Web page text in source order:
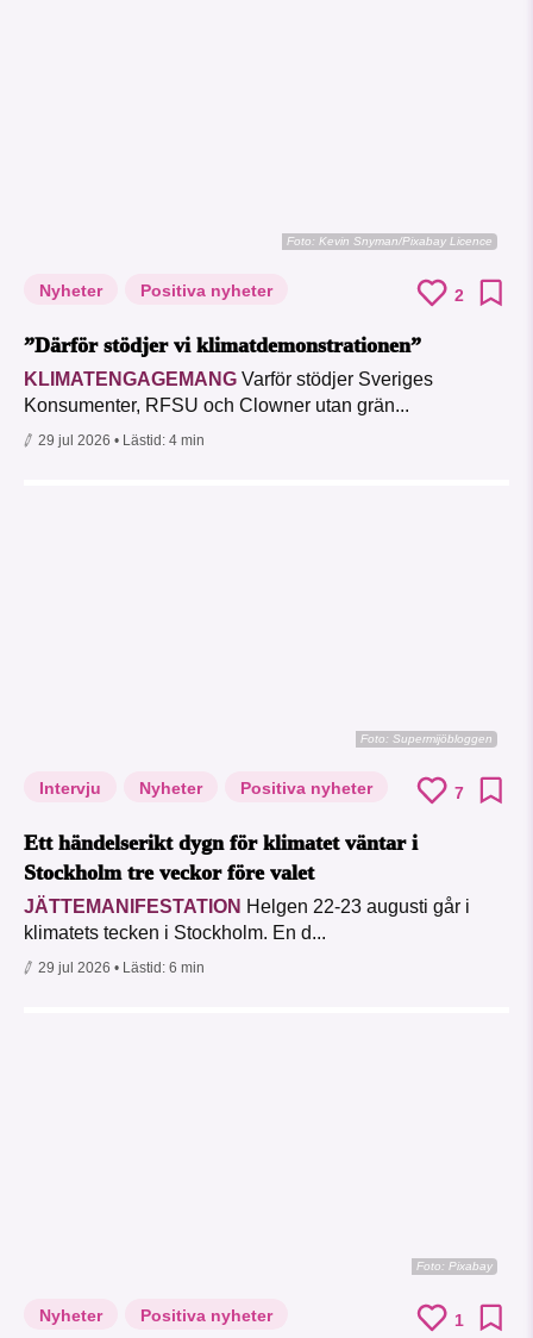
Foto: Kevin Snyman/Pixabay Licence
Nyheter Positiva nyheter 2
”Därför stödjer vi klimatdemonstrationen”
KLIMATENGAGEMANG Varför stödjer Sveriges
Konsumenter, RFSU och Clowner utan grän...
29 jul 2026 • Lästid: 4 min
Foto: Supermijöbloggen
Intervju Nyheter Positiva nyheter 7
Ett händelserikt dygn för klimatet väntar i
Stockholm tre veckor före valet
JÄTTEMANIFESTATION Helgen 22-23 augusti går i
klimatets tecken i Stockholm. En d...
29 jul 2026 • Lästid: 6 min
Foto: Pixabay
Nyheter Positiva nyheter 1